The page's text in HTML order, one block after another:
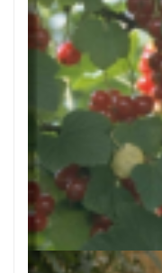
Ribes